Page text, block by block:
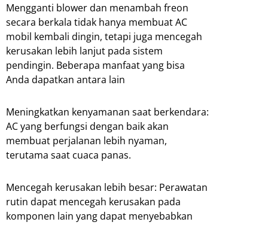
Mengganti blower dan menambah freon
secara berkala tidak hanya membuat AC
mobil kembali dingin, tetapi juga mencegah
kerusakan lebih lanjut pada sistem
pendingin. Beberapa manfaat yang bisa
Anda dapatkan antara lain
Meningkatkan kenyamanan saat berkendara:
AC yang berfungsi dengan baik akan
membuat perjalanan lebih nyaman,
terutama saat cuaca panas.
Mencegah kerusakan lebih besar: Perawatan
rutin dapat mencegah kerusakan pada
komponen lain yang dapat menyebabkan